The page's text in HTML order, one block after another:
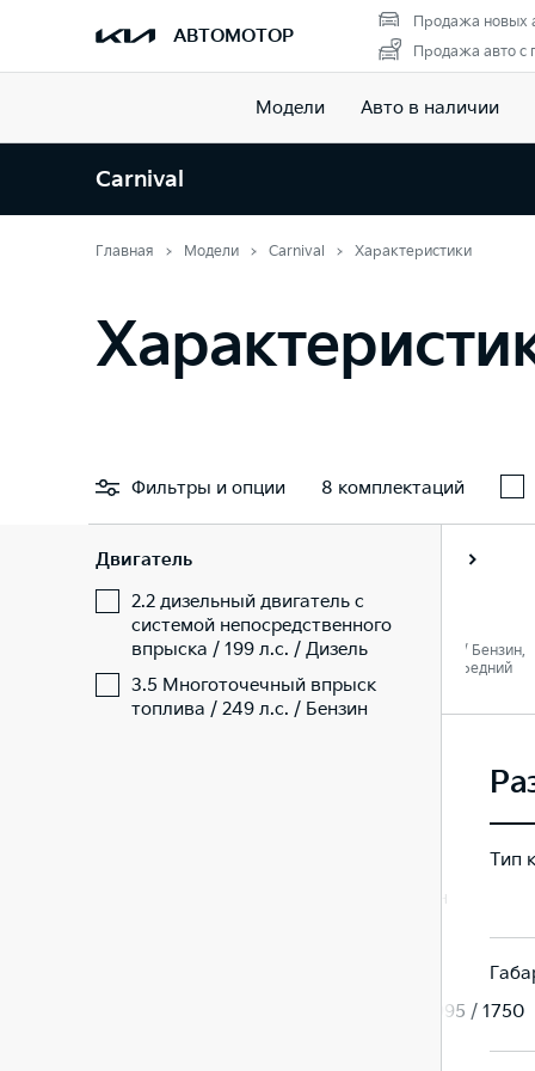
АВТОМОТОР
Продажа новых
Продажа авто с
Модели Авто в наличии
Carnival
Главная Модели Carnival Характеристики
Фильтры и опции 8 комплектаций
Двигатель
2.2 дизельный двигатель с
системой непосредственного
впрыска / 199 л.с. / Дизель
3.5 Многоточечный впрыск
топлива / 249 л.с. / Бензин
Престиж
2.2 / 199 л. c. / Дизель,
3.5 / 249 л. c. / Бензин,
Автомат / Передний
Тип
Минивэн
5155 / 1995 / 1750